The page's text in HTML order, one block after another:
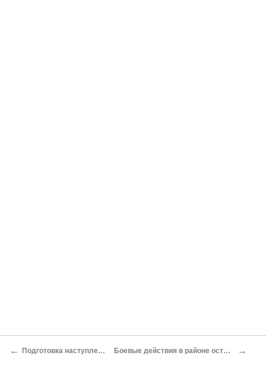
← Подготовка наступления на Рабаул Боевые действия в районе острова Новая Гвинея →